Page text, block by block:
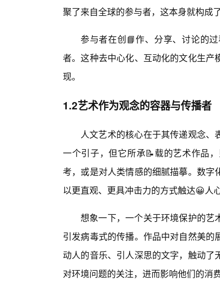
聚了来自全球的参与者，这本身就构成
参与者在创📘作、分享、讨论的
者。这种去中心化、互动化的文化生
现。
1.2艺术作为观念的容器与传播者
人文艺术的核心在于其传递观念、
一个引子，但它所承📝载的艺术作品
考，或是对人类情感的细腻描摹。数
以更直观、更具冲击力的方式触达😀人
想象一下，一个关于环境保护的艺
引发病毒式的传播。作品中对自然美
动人的音乐、引人深思的文字，触动
对环境问题的关注，进而影响他们的消